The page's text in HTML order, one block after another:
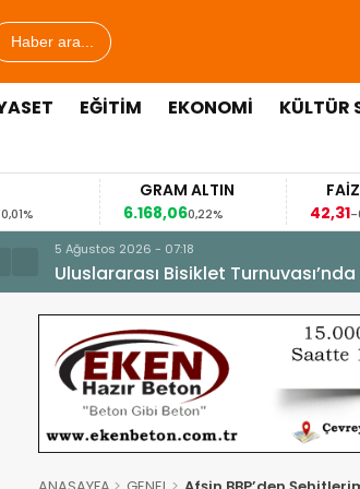
Haber ara...
EĞİTİM EKONOMİ KÜLTÜR
GRAM ALTIN
6.168,060,22%
FAİZ
42,31-
5 Ağustos 2026 - 07:18
Uluslararası Bisiklet